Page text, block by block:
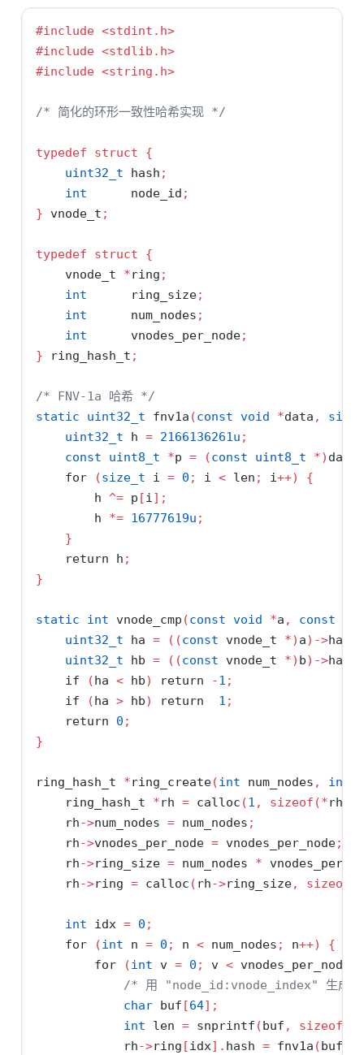
#include <stdint.h>
#include <stdlib.h>
#include <string.h>
/* 简化的环形一致性哈希实现 */
typedef struct
{
uint32_t hash ;
int
      node_id
;
} vnode_t ;
typedef struct
{
    vnode_t
*ring ;
int
      ring_size
;
int
      num_nodes
;
int
      vnodes_per_node
;
} ring_hash_t ;
/* FNV-1a 哈希 */
static
uint32_t fnv1a (const void *data ,
uint32_t h = 2166136261u ;
const
uint8_t *p = (const uint8_t *) data
for
(size_t i = 0 ; i < len ; i++)
{
        h
^= p [i];
        h
*= 16777619u ;
}
return h ;
}
static int vnode_cmp (const void *a , const
uint32_t ha = ((const vnode_t *) a)->hash
uint32_t hb = ((const vnode_t *) b)->hash
if
(ha < hb) return -1 ;
if
(ha > hb) return 1 ;
return
0 ;
}
ring_hash_t *ring_create(int num_nodes , int
    ring_hash_t
*rh = calloc (1 , sizeof (*rh
    rh
->num_nodes = num_nodes ;
    rh
->vnodes_per_node = vnodes_per_node;
    rh
->ring_size = num_nodes *
    rh
->ring = calloc ( rh->ring_size, sizeof
int idx = 0 ;
for
(int n = 0 ; n < num_nodes ; n++)
{
for
(int v = 0 ; v < vnodes_per_node
/* 用 "node_id:vnode_index" 生成虚
char buf [64];
int len = snprintf (buf , sizeof
            rh
->ring [idx]. hash = fnv1a (buf